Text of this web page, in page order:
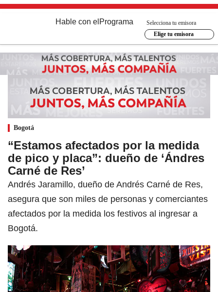
Hable con el Programa
Selecciona tu emisora
Elige tu emisora
Bogotá
“Estamos afectados por la medida
de pico y placa”: dueño de ‘Ándres
Carné de Res’
Andrés Jaramillo, dueño de Andrés Carné de Res,
asegura que son miles de personas y comerciantes
afectados por la medida los festivos al ingresar a
Bogotá.